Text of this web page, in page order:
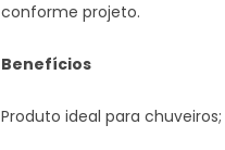
conforme projeto.
Benefícios
Produto ideal para chuveiros;